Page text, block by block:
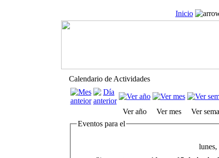
Inicio
Calendario de Actividades
Ver año Ver mes
Ver
Eventos para el